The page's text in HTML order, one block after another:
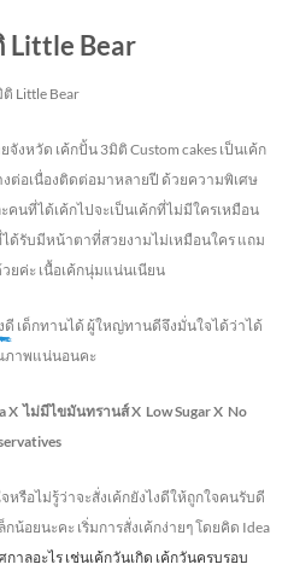
Little Bear
ติ Little Bear
จังหวัด เค้กปั้น 3มิติ Custom cakes เป็นเค้ก
ต่อเนื่องติดต่อมาหลายปี ด้วยความพิเศษ
คนที่ได้เค้กไปจะเป็นเค้กที่ไม่มีใครเหมือน
ด้รับมีหน้าตาที่สวยงามไม่เหมือนใคร แถม
ยค่ะ เนื้อเค้กนุ่มแน่นเนียน
ดี เด็กทานได้ ผู้ใหญ่ทานดีจึงมั่นใจได้ว่าได้
ภาพแน่นอนคะ
X ไม่มีไขมันทรานส์X Low SugarX No
รือไม่รู้ว่าจะสั่งเค้กยังไงดีให้ถูกใจคนรับดี
อยนะคะ เริ่มการสั่งเค้กง่ายๆ โดยคิด Idea
กาลอะไร เช่นเค้กวันเกิด เค้กวันครบรอบ